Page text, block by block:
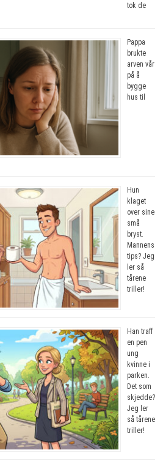
tok de
Pappa
brukte
arven vår
på å
bygge
hus til
Hun
klaget
over sine
små
bryst.
Mannens
tips? Jeg
ler så
tårene
triller!
Han traff
en pen
ung
kvinne i
parken.
Det som
skjedde?
Jeg ler
så tårene
triller!